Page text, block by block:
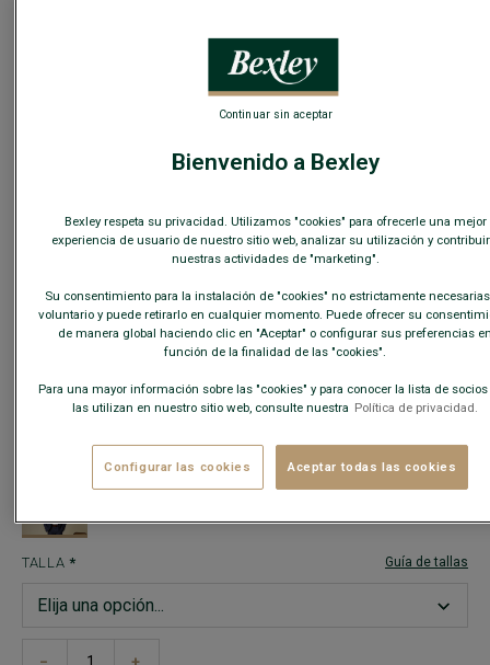
AMERICANA DE HOMBRE NAVY - LUBIN - 100% lino - Corte ajustado
129,00 € 119,00 € REBAJAS
En el 2do blazer a elección
TALLA Guía de tallas
− +
Bienvenido a Bexley
Bexley respeta su privacidad. Utilizamos "cookies" para ofrecerle una mejor
experiencia de usuario de nuestro sitio web, analizar su utilización y
nuestras actividades de "marketing".
Su consentimiento para la instalación de "cookies" no estrictamente
voluntario y puede retirarlo en cualquier momento. Puede ofrecer su
de manera global haciendo clic en "Aceptar" o configurar sus preferencias
función de la finalidad de las "cookies".
Para una mayor información sobre las "cookies" y para conocer la lista de
las utilizan en nuestro sitio web, consulte nuestra Política de privacidad.
Configurar las cookies Aceptar todas las cookies
Continuar sin aceptar